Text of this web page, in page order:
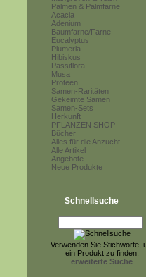
Palmen & Palmfarne
Acacia
Adenium
Baumfarne/Farne
Eucalyptus
Plumeria
Hibiskus
Passiflora
Musa
Proteen
Samen-Raritäten
Gekeimte Samen
Samen-Sets
Herkunft
PFLANZEN SHOP
Bücher
Alles für die Anzucht
Alle Artikel
Angebote
Neue Produkte
Schnellsuche
Verwenden Sie Stichworte,
ein Produkt zu finden.
erweiterte Suche